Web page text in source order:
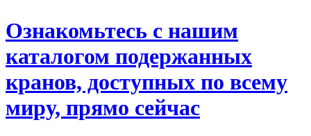
Ознакомьтесь с нашим
каталогом подержанных
кранов, доступных по всему
миру, прямо сейчас